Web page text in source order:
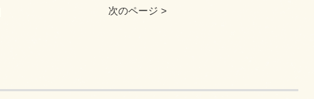
次のページ >